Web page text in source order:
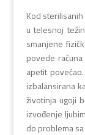
Kod
u telesnoj
smanjene
povede
apetit
izbalansirana
životinja ugoji
izvođenje
do problema